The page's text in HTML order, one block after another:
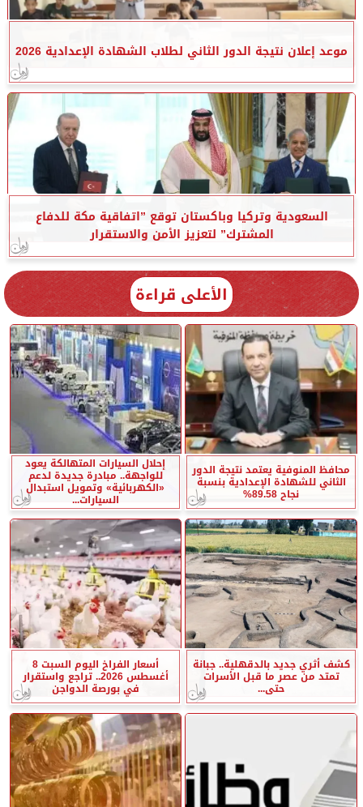
موعد إعلان نتيجة الدور الثاني لطلاب الشهادة الإعدادية 2026
السعودية وتركيا وباكستان توقع ”اتفاقية مكة للدفاع
المشترك” لتعزيز الأمن والاستقرار
الأعلى قراءة
محافظ المنوفية يعتمد نتيجة الدور
الثاني للشهادة الإعدادية بنسبة
نجاح 89.58%
إحلال السيارات المتهالكة يعود
للواجهة.. مبادرة جديدة لدعم
«الكهربائية» وتمويل استبدال
السيارات...
كشف أثري جديد بالدقهلية.. جبانة
تمتد من عصر ما قبل الأسرات
حتى...
أسعار الفراخ اليوم السبت 8
أغسطس 2026.. تراجع واستقرار
في بورصة الدواجن